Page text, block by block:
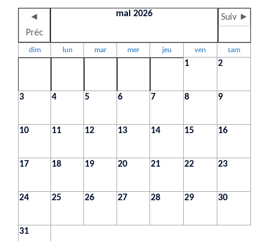
◄
Préc
mai 2026 Suiv ►
dim lun mar mer jeu ven sam
1 2
3 4 5 6 7 8 9
10 11 12 13 14 15 16
17 18 19 20 21 22 23
24 25 26 27 28 29 30
31